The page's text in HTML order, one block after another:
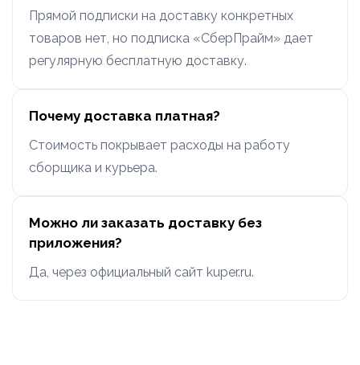
Прямой подписки на доставку конкретных
товаров нет, но подписка «СберПрайм» дает
регулярную бесплатную доставку.
Почему доставка платная?
Стоимость покрывает расходы на работу
сборщика и курьера.
Можно ли заказать доставку без
приложения?
Да, через официальный сайт kuper.ru.